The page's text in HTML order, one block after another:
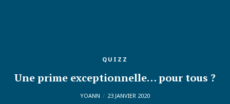
QUIZZ
Une prime exceptionnelle… pour tous ?
YOANN 23 JANVIER 2020